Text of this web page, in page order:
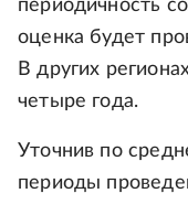
периодичность
оценка будет
В других
четыре года.
Уточнив по
периоды